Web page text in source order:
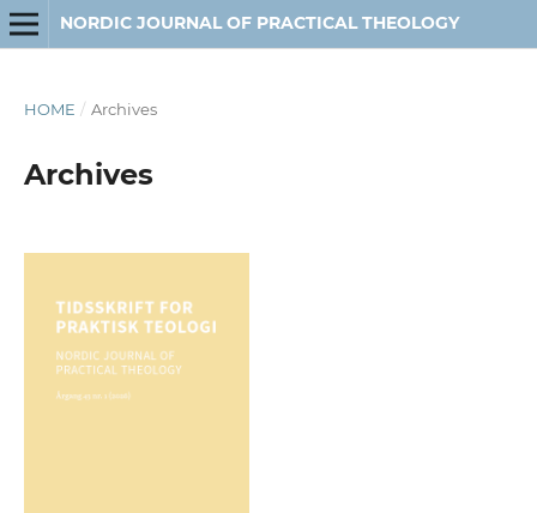
NORDIC JOURNAL OF PRACTICAL THEOLOGY
HOME / Archives
Archives